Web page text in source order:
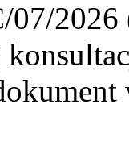
07/